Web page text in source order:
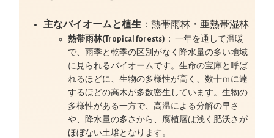
主なバイオームと植生 ：熱帯雨林・亜熱帯湿林
熱帯雨林(Tropical forests) ： 一年を通して温暖
で、雨季と乾季の区別がなく降水量の多い地域
に見られるバイオームです。生命の宝庫と呼ば
れるほどに、生物の多様性が高く、数十ｍに達
するほどの高木が多数密生しています。生物の
多様性がある一方で、高温による分解の早さ
や、降水量の多さから、腐植層は浅く肥沃さが
ほぼない土壌となります。